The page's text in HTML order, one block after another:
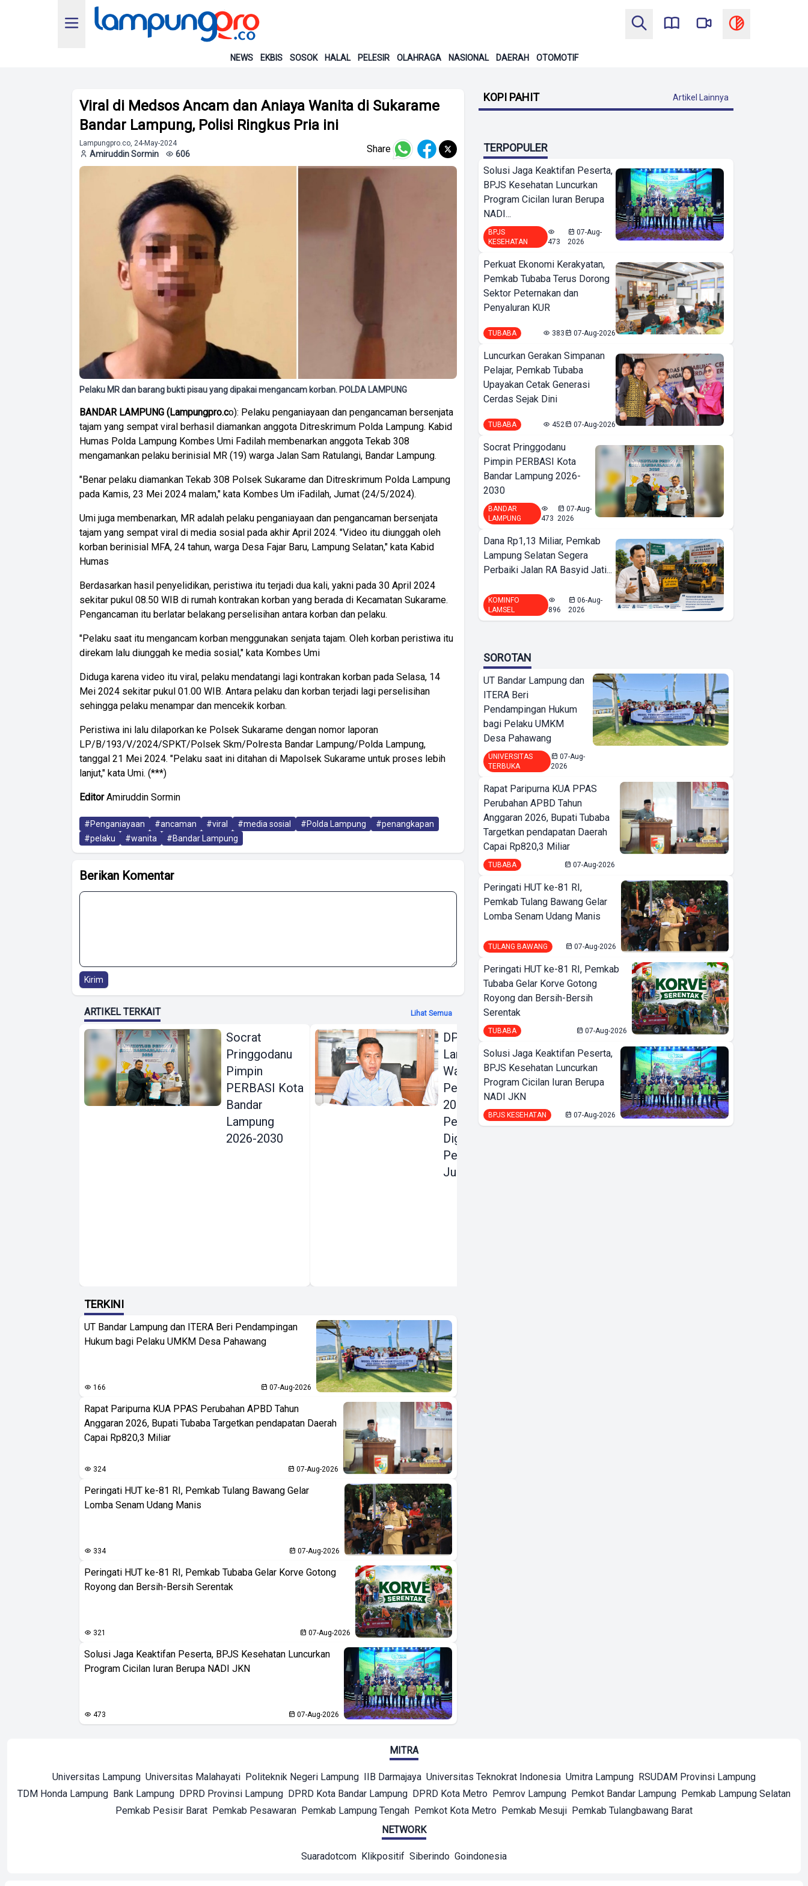
NEWS EKBIS SOSOK HALAL PELESIR OLAHRAGA NASIONAL DAERAH OTOMOTIF
Viral di Medsos Ancam dan Aniaya Wanita di Sukarame
Bandar Lampung, Polisi Ringkus Pria ini
Lampungpro.co, 24-May-2024
Amiruddin Sormin 606 Share
Pelaku MR dan barang bukti pisau yang dipakai mengancam korban. POLDA LAMPUNG
BANDAR LAMPUNG (Lampungpro.co): Pelaku penganiayaan dan pengancaman bersenjata
tajam yang sempat viral berhasil diamankan anggota Ditreskrimum Polda Lampung. Kabid
Humas Polda Lampung Kombes Umi Fadilah membenarkan anggota Tekab 308
mengamankan pelaku berinisial MR (19) warga Jalan Sam Ratulangi, Bandar Lampung.
"Benar pelaku diamankan Tekab 308 Polsek Sukarame dan Ditreskrimum Polda Lampung
pada Kamis, 23 Mei 2024 malam," kata Kombes Um iFadilah, Jumat (24/5/2024).
Umi juga membenarkan, MR adalah pelaku penganiayaan dan pengancaman bersenjata
tajam yang sempat viral di media sosial pada akhir April 2024. "Video itu diunggah oleh
korban berinisial MFA, 24 tahun, warga Desa Fajar Baru, Lampung Selatan," kata Kabid
Humas
Berdasarkan hasil penyelidikan, peristiwa itu terjadi dua kali, yakni pada 30 April 2024
sekitar pukul 08.50 WIB di rumah kontrakan korban yang berada di Kecamatan Sukarame.
Pengancaman itu berlatar belakang perselisihan antara korban dan pelaku.
"Pelaku saat itu mengancam korban menggunakan senjata tajam. Oleh korban peristiwa itu
direkam lalu diunggah ke media sosial," kata Kombes Umi
Diduga karena video itu viral, pelaku mendatangi lagi kontrakan korban pada Selasa, 14
Mei 2024 sekitar pukul 01.00 WIB. Antara pelaku dan korban terjadi lagi perselisihan
sehingga pelaku menampar dan mencekik korban.
Peristiwa ini lalu dilaporkan ke Polsek Sukarame dengan nomor laporan
LP/B/193/V/2024/SPKT/Polsek Skm/Polresta Bandar Lampung/Polda Lampung,
tanggal 21 Mei 2024. "Pelaku saat ini ditahan di Mapolsek Sukarame untuk proses lebih
lanjut," kata Umi. (***)
EditorAmiruddin Sormin
#Penganiayaan #ancaman #viral #media sosial #Polda Lampung
#penangkapan
#pelaku
#wanita #Bandar Lampung
Berikan Komentar
Kirim
ARTIKEL TERKAIT Lihat Semua
Socrat
Pringgodanu
Pimpin
PERBASI Kota
Bandar
Lampung
2026-2030
DPRD Bandar
Lampung Beri
Warning Keras
Perubahan KUA
2026:
Pendapatan
Digenjot, Belanja
Pembangunan
Justru Dipangkas
SEAMEO
BIOTROP
Gelar National
& Regional
Training
Circular
TERKINI
UT Bandar Lampung dan ITERA Beri Pendampingan
Hukum bagi Pelaku UMKM Desa Pahawang
166 07-Aug-2026
Rapat Paripurna KUA PPAS Perubahan APBD Tahun
Anggaran 2026, Bupati Tubaba Targetkan pendapatan Daerah
Capai Rp820,3 Miliar
324 07-Aug-2026
Peringati HUT ke-81 RI, Pemkab Tulang Bawang Gelar
Lomba Senam Udang Manis
334 07-Aug-2026
Peringati HUT ke-81 RI, Pemkab Tubaba Gelar Korve Gotong
Royong dan Bersih-Bersih Serentak
321 07-Aug-2026
Solusi Jaga Keaktifan Peserta, BPJS Kesehatan Luncurkan
Program Cicilan Iuran Berupa NADI JKN
473 07-Aug-2026
KOPI PAHIT Artikel Lainnya
TERPOPULER
Solusi Jaga Keaktifan Peserta,
BPJS Kesehatan Luncurkan
Program Cicilan Iuran Berupa
NADI...
BPJS
KESEHATAN
473
07-Aug-
2026
Perkuat Ekonomi Kerakyatan,
Pemkab Tubaba Terus Dorong
Sektor Peternakan dan
Penyaluran KUR
TUBABA 383 07-Aug-2026
Luncurkan Gerakan Simpanan
Pelajar, Pemkab Tubaba
Upayakan Cetak Generasi
Cerdas Sejak Dini
TUBABA 452 07-Aug-2026
Socrat Pringgodanu
Pimpin PERBASI Kota
Bandar Lampung 2026-
2030
BANDAR
LAMPUNG
473
07-Aug-
2026
Dana Rp1,13 Miliar, Pemkab
Lampung Selatan Segera
Perbaiki Jalan RA Basyid Jati...
KOMINFO
LAMSEL
896
06-Aug-
2026
SOROTAN
UT Bandar Lampung dan
ITERA Beri
Pendampingan Hukum
bagi Pelaku UMKM
Desa Pahawang
UNIVERSITAS
TERBUKA
07-Aug-
2026
Rapat Paripurna KUA PPAS
Perubahan APBD Tahun
Anggaran 2026, Bupati Tubaba
Targetkan pendapatan Daerah
Capai Rp820,3 Miliar
TUBABA 07-Aug-2026
Peringati HUT ke-81 RI,
Pemkab Tulang Bawang Gelar
Lomba Senam Udang Manis
TULANG BAWANG 07-Aug-2026
Peringati HUT ke-81 RI, Pemkab
Tubaba Gelar Korve Gotong
Royong dan Bersih-Bersih
Serentak
TUBABA 07-Aug-2026
Solusi Jaga Keaktifan Peserta,
BPJS Kesehatan Luncurkan
Program Cicilan Iuran Berupa
NADI JKN
BPJS KESEHATAN 07-Aug-2026
MITRA
Universitas Lampung Universitas Malahayati Politeknik Negeri Lampung IIB Darmajaya Universitas Teknokrat Indonesia Umitra Lampung RSUDAM Provinsi Lampung
TDM Honda Lampung Bank Lampung DPRD Provinsi Lampung DPRD Kota Bandar Lampung DPRD Kota Metro Pemrov Lampung Pemkot Bandar Lampung Pemkab Lampung Selatan
Pemkab Pesisir Barat Pemkab Pesawaran Pemkab Lampung Tengah Pemkot Kota Metro Pemkab Mesuji Pemkab Tulangbawang Barat
NETWORK
Suaradotcom Klikpositif Siberindo Goindonesia